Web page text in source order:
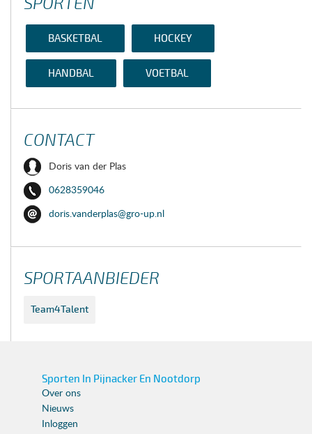
BASKETBAL HOCKEY
HANDBAL VOETBAL
CONTACT
Doris van der Plas
0628359046
doris.vanderplas@gro-up.nl
SPORTAANBIEDER
Team4Talent
Sporten In Pijnacker En Nootdorp
Over ons
Nieuws
Inloggen